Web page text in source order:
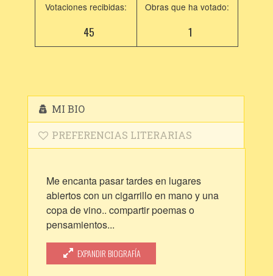
Votaciones recibidas:
45
Obras que ha votado:
1
MI BIO
PREFERENCIAS LITERARIAS
Me encanta pasar tardes en lugares
abiertos con un cigarrillo en mano y una
copa de vino.. compartir poemas o
pensamientos...
Siento que la vida es un regalo en el que
debemos darle prioridad a lo que
prioridad nos ha dado.
EXPANDIR BIOGRAFÍA